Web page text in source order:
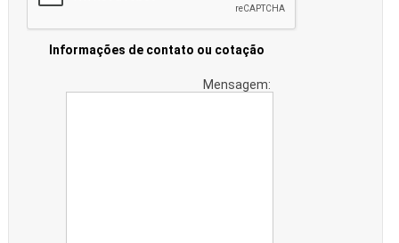
Informações de contato ou cotação
Mensagem: